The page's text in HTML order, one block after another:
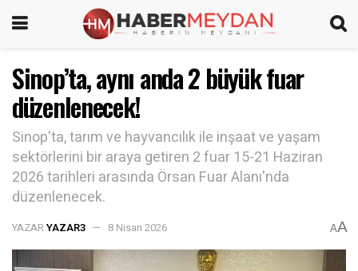
Sinop’ta, aynı anda 2 büyük fuar
düzenlenecek!
Sinop'ta, tarım ve hayvancılık ile inşaat ve yaşam
sektörlerini bir araya getiren 2 fuar 15-21 Haziran
2026 tarihleri arasında Örsan Fuar Alanı'nda
düzenlenecek.
YAZAR YAZAR3 8 Nisan 2026 AA